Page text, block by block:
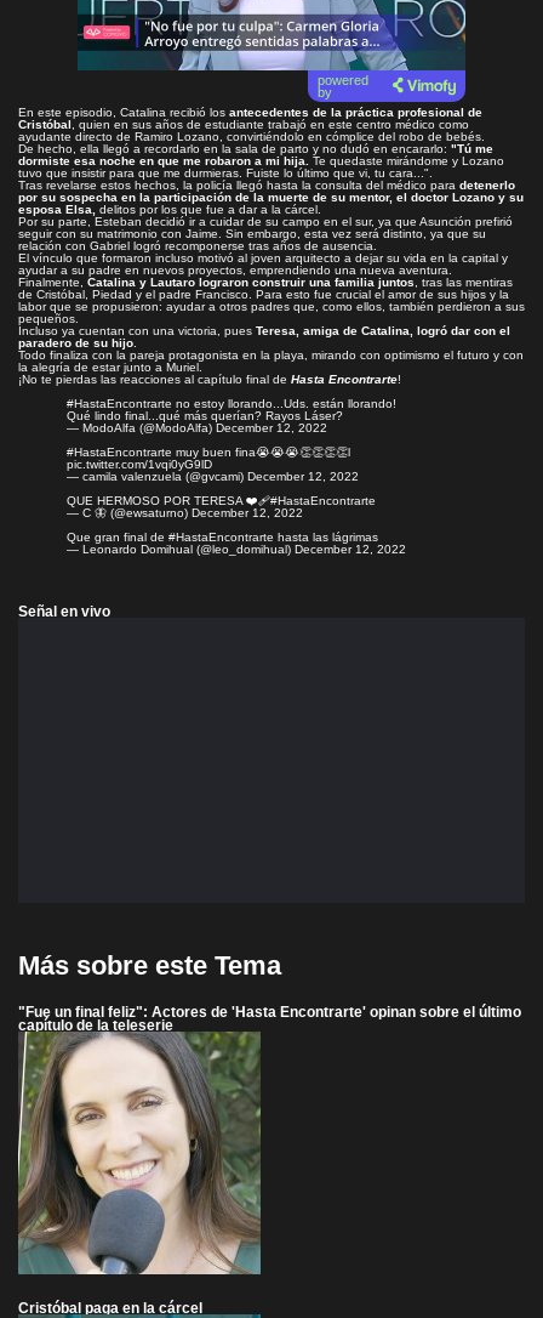
powered
by
En este episodio, Catalina recibió los antecedentes de la práctica profesional de
Cristóbal , quien en sus años de estudiante trabajó en este centro médico como
ayudante directo de Ramiro Lozano, convirtiéndolo en cómplice del robo de bebés.
De hecho, ella llegó a recordarlo en la sala de parto y no dudó en encararlo: "Tú me
dormiste esa noche en que me robaron a mi hija.
Te quedaste mirándome y Lozano
tuvo que insistir para que me durmieras. Fuiste lo último que vi, tu cara...".
Tras revelarse estos hechos, la policía llegó hasta la consulta del médico para detenerlo
por su sospecha en la participación de la muerte de su mentor, el doctor Lozano y su
esposa Elsa,
delitos por los que fue a dar a la cárcel.
Por su parte, Esteban decidió ir a cuidar de su campo en el sur, ya que Asunción prefirió
seguir con su matrimonio con Jaime. Sin embargo, esta vez será distinto, ya que su
relación con Gabriel logró recomponerse tras años de ausencia.
El vínculo que formaron incluso motivó al joven arquitecto a dejar su vida en la capital y
ayudar a su padre en nuevos proyectos, emprendiendo una nueva aventura.
Finalmente,
Catalina y Lautaro lograron construir una familia juntos , tras las mentiras
de Cristóbal, Piedad y el padre Francisco. Para esto fue crucial el amor de sus hijos y la
labor que se propusieron: ayudar a otros padres que, como ellos, también perdieron a sus
pequeños.
Incluso ya cuentan con una victoria, pues Teresa, amiga de Catalina, logró dar con el
paradero de su hijo
Todo finaliza con la pareja protagonista en la playa, mirando con optimismo el futuro y con
la alegría de estar junto a Muriel.
¡No te pierdas las reacciones al capítulo final de Hasta Encontrarte!
#HastaEncontrarte no estoy llorando...Uds. están llorando!
Qué lindo final...qué más querían? Rayos Láser?
— ModoAlfa (@ModoAlfa) December 12, 2022
#HastaEncontrarte muy buen fina😭😭😭👏👏👏👏l
pic.twitter.com/1vqi0yG9lD
— camila valenzuela (@gvcami) December 12, 2022
QUE HERMOSO POR TERESA ❤️‍🩹#HastaEncontrarte
— C 🦋 (@ewsaturno) December 12, 2022
Que gran final de #HastaEncontrarte hasta las lágrimas
— Leonardo Domihual (@leo_domihual) December 12, 2022
Señal en vivo
Más sobre este Tema
"Fue un final feliz": Actores de 'Hasta Encontrarte' opinan sobre el último
capítulo de la teleserie
Cristóbal paga en la cárcel